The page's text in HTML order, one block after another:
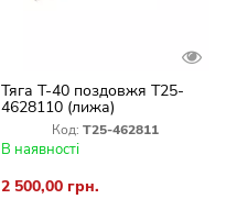
Тяга Т-40 поздовжя Т25-
4628110 (лижа)
Код: Т25-462811
В наявності
2 500,00 грн.